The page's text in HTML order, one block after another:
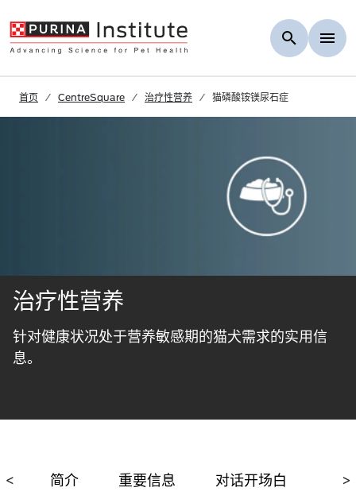
首页 CentreSquare 治疗性营养 猫磷酸铵镁尿石症
治疗性营养
针对健康状况处于营养敏感期的猫犬需求的实用信
息。
< >
简介 重要信息 对话开场白 相